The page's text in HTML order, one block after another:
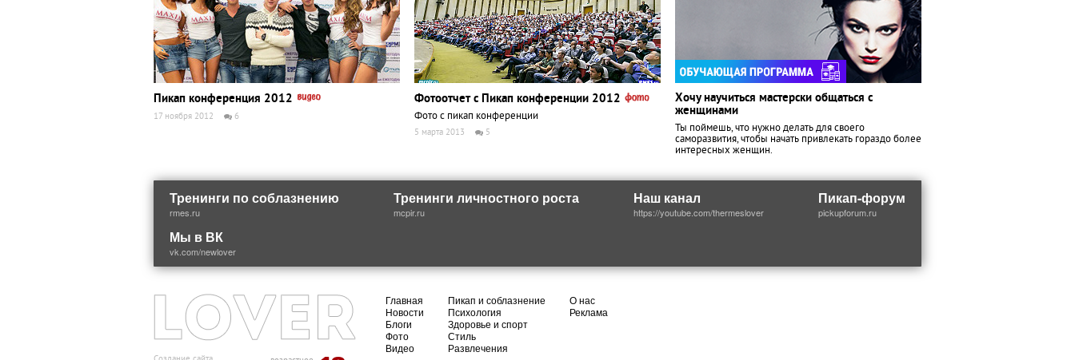
Пикап конференция 2012
17 ноября 2012 6
Фотоотчет с Пикап конференции 2012
Фото с пикап конференции
5 марта 2013 5
Хочу научиться мастерски общаться с
женщинами
Ты поймешь, что нужно делать для своего
саморазвития, чтобы начать привлекать гораздо более
интересных женщин.
Тренинги по соблазнению
rmes.ru
Тренинги личностного роста
mcpir.ru
Наш канал
https://youtube.com/thermeslover
Пикап-форум
pickupforum.ru
Мы в ВК
vk.com/newlover
Главная
Новости
Блоги
Фото
Видео
Пикап и соблазнение
Психология
Здоровье и спорт
Стиль
Развлечения
О нас
Реклама